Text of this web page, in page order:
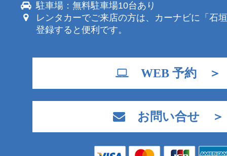
駐車場：無料駐車場10台あり
レンタカーでご来店の方は、カーナビに「石
登録すると便利です。
WEB 予約 ＞
お問い合せ ＞